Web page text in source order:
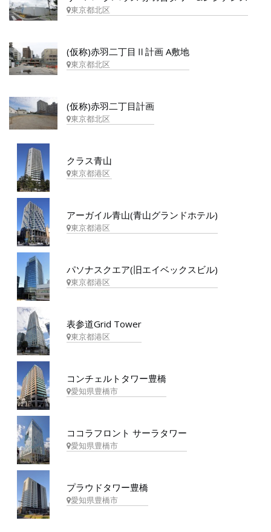
東京都北区
(仮称)赤羽二丁目Ⅱ計画 A敷地
東京都北区
(仮称)赤羽二丁目計画
東京都北区
クラス青山
東京都港区
アーガイル青山(青山グランドホテル)
東京都港区
パソナスクエア(旧エイベックスビル)
東京都港区
表参道Grid Tower
東京都港区
コンチェルトタワー豊橋
愛知県豊橋市
ココラフロント サーラタワー
愛知県豊橋市
プラウドタワー豊橋
愛知県豊橋市